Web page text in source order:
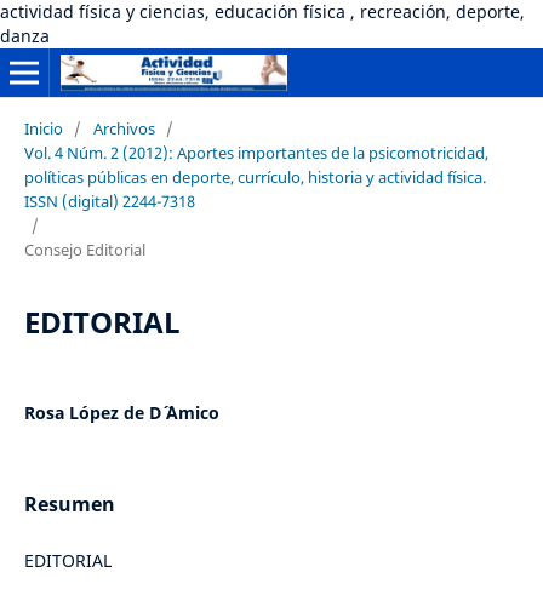
actividad física y ciencias, educación física , recreación, deporte,
danza
Inicio / Archivos /
Vol. 4 Núm. 2 (2012): Aportes importantes de la psicomotricidad,
políticas públicas en deporte, currículo, historia y actividad física.
ISSN (digital) 2244-7318
/
Consejo Editorial
EDITORIAL
Rosa López de D´ ´Amico
Resumen
EDITORIAL